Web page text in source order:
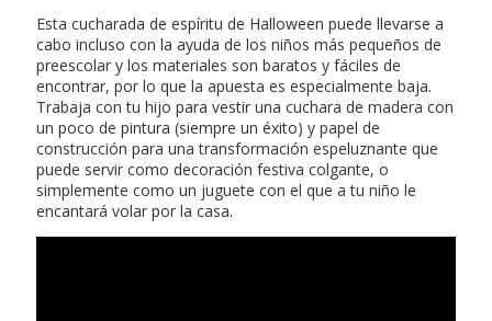
Esta cucharada de espíritu de Halloween puede llevarse a
cabo incluso con la ayuda de los niños más pequeños de
preescolar y los materiales son baratos y fáciles de
encontrar, por lo que la apuesta es especialmente baja.
Trabaja con tu hijo para vestir una cuchara de madera con
un poco de pintura (siempre un éxito) y papel de
construcción para una transformación espeluznante que
puede servir como decoración festiva colgante, o
simplemente como un juguete con el que a tu niño le
encantará volar por la casa.